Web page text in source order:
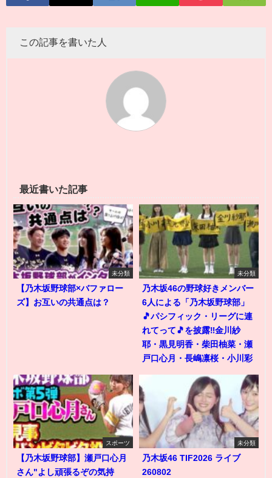
この記事を書いた人
最近書いた記事
未分類
【乃木坂野球部×バファロー
ズ】お互いの共通点は？
未分類
乃木坂46の野球好きメンバー
6人による「乃木坂野球部」
🎵パシフィック・リーグに連
れてって🎵を披露‼️金川紗
耶・黒見明香・柴田柚菜・瀬
戸口心月・長嶋凛桜・小川彩
スポーツ
【乃木坂野球部】瀬戸口心月
さん"よし頑張るぞの気持
未分類
乃木坂46 TIF2026 ライブ
260802